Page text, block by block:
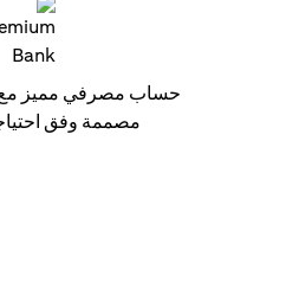
حساب مصرفي مميز
مصممة وفق